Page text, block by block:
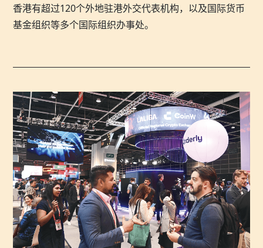
香港有超过120个外地驻港外交代表机构，以及国际货币
基金组织等多个国际组织办事处。